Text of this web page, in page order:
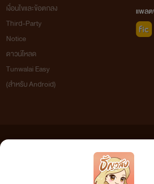
เงื่อนไขและข้อตกลง
Third-Party
Notice
ดาวน์โหลด
Tunwalai Easy
(สำหรับ Android)
แพล
เว็บไซต์แห่งนี้ไม่ได้เห็นด้วยและไม่ขอรับผิดชอบต่อข้อความใดๆ ทั้งสิ้น ดั
วิจารณญาณในการกลั่นกรองด้วยตนเอง และหากท่านพบข้อความใดๆ
กรุณาแจ้งมาที่ tunwalai@ookbee.com เพื่อทีมงานจะได้ดำเนินการใน